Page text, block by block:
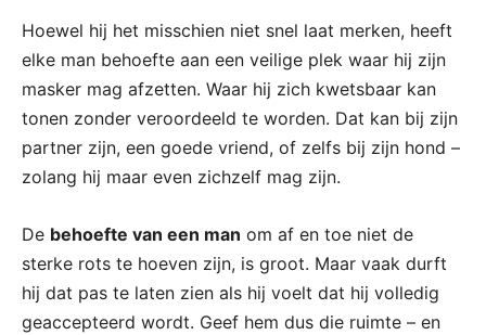
Hoewel hij het misschien niet snel laat merken, heeft
elke man behoefte aan een veilige plek waar hij zijn
masker mag afzetten. Waar hij zich kwetsbaar kan
tonen zonder veroordeeld te worden. Dat kan bij zijn
partner zijn, een goede vriend, of zelfs bij zijn hond –
zolang hij maar even zichzelf mag zijn.
De behoefte van een man om af en toe niet de
sterke rots te hoeven zijn, is groot. Maar vaak durft
hij dat pas te laten zien als hij voelt dat hij volledig
geaccepteerd wordt. Geef hem dus die ruimte – en